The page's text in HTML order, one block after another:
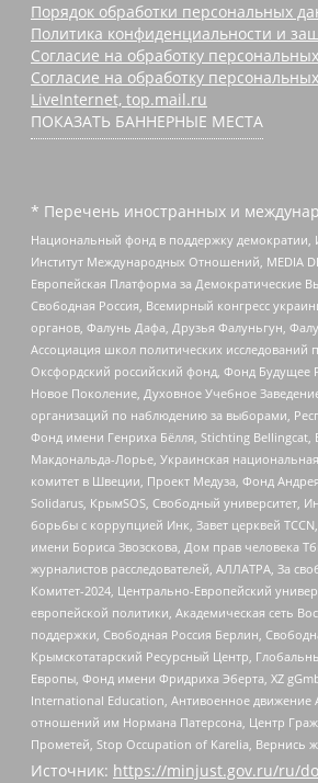
Порядок обработки персональных
Политика конфиденциальности и
Согласие на обработку
Согласие на обработку
LiveInternet, top.mail.ru
ПОКАЗАТЬ БАННЕРНЫЕ МЕСТА
* Перечень иностранных и
Национальный фонд в поддержку
Институт Международных Отношений, MEDIA
Европейская Платформа за
Свободная Россия, Всемирный конгресс
органов, Фалунь Дафа, Друзья Фалуньгун,
Ассоциация школ политических
Оксфордский российский фонд, Фонд Будущее
Новое Поколение, Духовное Учебное
организаций по наблюдению за выборами,
Фонд имени Генриха Бёлля, Stichting Bellingcat,
Макдональда-Лорье, Украинская
комитет в Швеции, Проект Медуза, Фонд
Solidarus, КрымSOS, Свободный университет,
борьбы с коррупцией Инк, Завет церквей
имени Бориса Звозскова, Дом прав человека
журналистов расследователей, АЛЛАТРА, За
Комитет-2024, Центрально-Европейский
европейской политики, Академическая сеть
поддержки, Свободная Россия Берлин,
Крымскотатарский Ресурсный Центр,
Европы, Фонд имени Фридриха Эберта, XZ
International Education, Антивоенное
отношений им Нормана Патерсона, Центр
Прометей, Stop Occupation of Karelia,
Источник: https://minjust.gov.ru/ru/